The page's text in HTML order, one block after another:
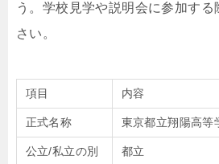
う。学校見学や説明会に参加す
さい。
項目 内容
正式名称 東京都立翔陽高等
公立/私立の別 都立